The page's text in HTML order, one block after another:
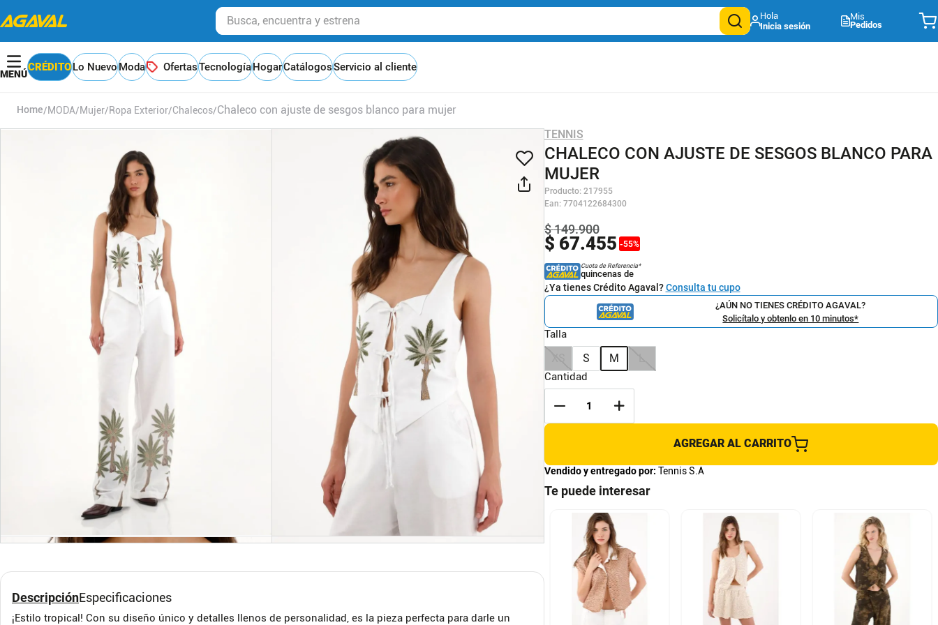
Busca, encuentra y estrena
Mis
Pedidos
CRÉDITOLo NuevoModa OfertasTecnologíaHogarCatálogosServicio al cliente
MODA Mujer Ropa Exterior Chalecos Chaleco con ajuste de sesgos blanco para mujer
DescripciónEspecificaciones
¡Estilo tropical! Con su diseño único y detalles llenos de personalidad, es la pieza perfecta para darle un
TENNIS
CHALECO CON AJUSTE DE SESGOS BLANCO PARA
MUJER
Producto: 217955
Ean: 7704122684300
$ 67.455 -55%
$149.900
Cuota de Referencia*
quincenas de
¿Ya tienes Crédito Agaval?Consulta tu cupo
¿AÚN NO TIENES CRÉDITO AGAVAL?
Solicítalo y obtenlo en 10 minutos*
Talla
S M
Cantidad
AGREGAR AL CARRITO
Vendido y entregado por: Tennis S.A
Te puede interesar
Chaleco en tweed con
cuello sastre blanco para
L
Chaleco con solapa
negro para mujer
XL
Kimono manga sisa con
estampado de rayas para
S M L S M
XXS
S M